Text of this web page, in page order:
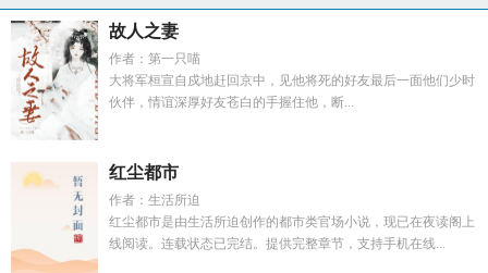
故人之妻
作者：第一只喵
大将军桓宣自戍地赶回京中，见他将死的好友最后一面他们少时
伙伴，情谊深厚好友苍白的手握住他，断...
红尘都市
作者：生活所迫
红尘都市是由生活所迫创作的都市类官场小说，现已在夜读阁上
线阅读。连载状态已完结。提供完整章节，支持手机在线...